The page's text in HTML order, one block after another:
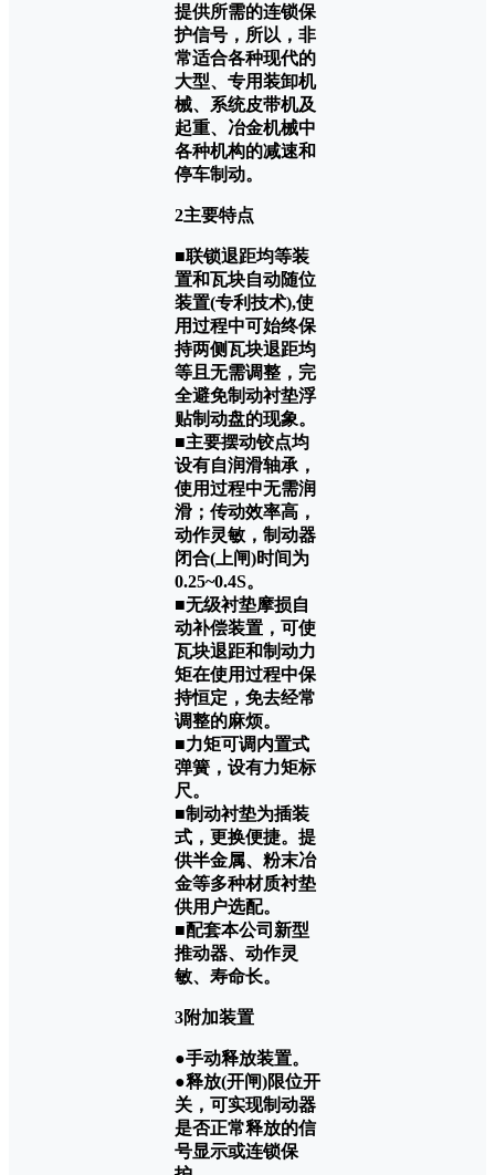
提供所需的连锁保
护信号，所以，非
常适合各种现代的
大型、专用装卸机
械、系统皮带机及
起重、冶金机械中
各种机构的减速和
停车制动。
2主要特点
■联锁退距均等装
置和瓦块自动随位
装置(专利技术),使
用过程中可始终保
持两侧瓦块退距均
等且无需调整，完
全避免制动衬垫浮
贴制动盘的现象。
■主要摆动铰点均
设有自润滑轴承，
使用过程中无需润
滑；传动效率高，
动作灵敏，制动器
闭合(上闸)时间为
0.25~0.4S。
■无级衬垫摩损自
动补偿装置，可使
瓦块退距和制动力
矩在使用过程中保
持恒定，免去经常
调整的麻烦。
■力矩可调内置式
弹簧，设有力矩标
尺。
■制动衬垫为插装
式，更换便捷。提
供半金属、粉末冶
金等多种材质衬垫
供用户选配。
■配套本公司新型
推动器、动作灵
敏、寿命长。
3附加装置
●手动释放装置。
●释放(开闸)限位开
关，可实现制动器
是否正常释放的信
号显示或连锁保